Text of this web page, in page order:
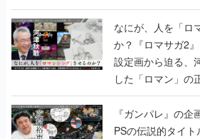
書】
なにが、人を「ロ
か？『ロマサガ2
設定画から迫る、
した「ロマン」の
書】
『ガンパレ』の
PSの伝説的タイ